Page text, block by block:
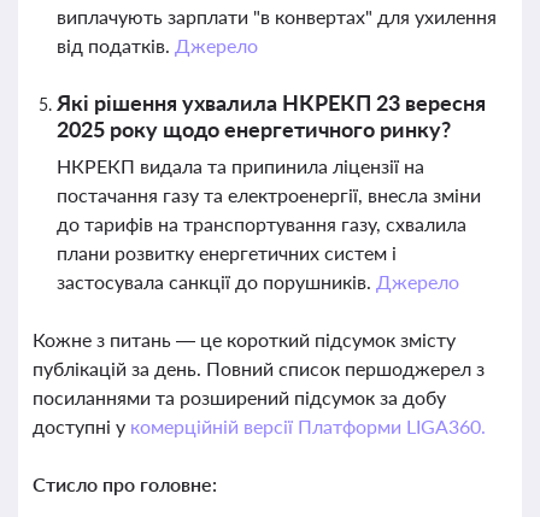
виплачують зарплати "в конвертах" для ухилення
від податків. Джерело
Які рішення ухвалила НКРЕКП 23 вересня
2025 року щодо енергетичного ринку?
НКРЕКП видала та припинила ліцензії на
постачання газу та електроенергії, внесла зміни
до тарифів на транспортування газу, схвалила
плани розвитку енергетичних систем і
застосувала санкції до порушників. Джерело
Кожне з питань — це короткий підсумок змісту
публікацій за день. Повний список першоджерел з
посиланнями та розширений підсумок за добу
доступні у комерційній версії Платформи LIGA360.
Стисло про головне: